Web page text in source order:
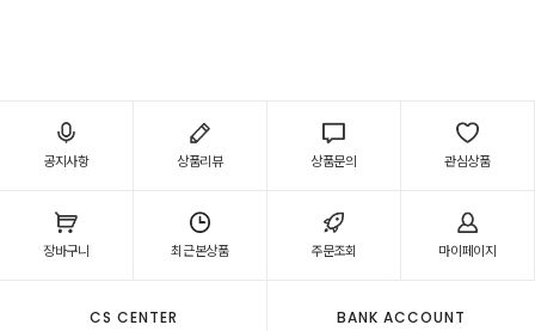
공지사항 상품리뷰 상품문의 관심상품
장바구니 최근본상품 주문조회 마이페이지
CS CENTER
BANK ACCOUNT